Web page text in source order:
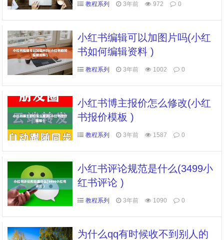
教程系列 3年前 972 0
小红书编辑可以加图片吗(小红
书如何编辑资料 )
教程系列 3年前 1002 0
小红书博主报价怎么修改(小红
书报价模板 )
教程系列 3年前 1587 0
小红书评论规范是什么(3499小
红书评论 )
教程系列 3年前 1090 0
为什么qq有时候收不到别人的